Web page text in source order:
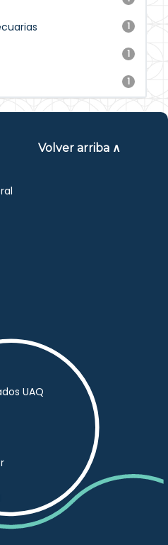
1
1
1
Volver arriba ∧
UAQ